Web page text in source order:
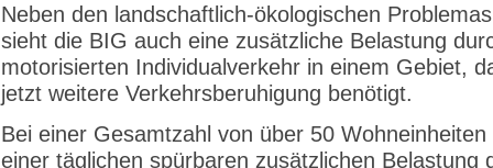
Neben den landschaftlich-ökologischen
sieht die BIG auch eine zusätzliche Belastung
motorisierten Individualverkehr in einem Gebiet,
jetzt weitere Verkehrsberuhigung benötigt.
Bei einer Gesamtzahl von über 50
einer täglichen spürbaren zusätzlichen Belastung